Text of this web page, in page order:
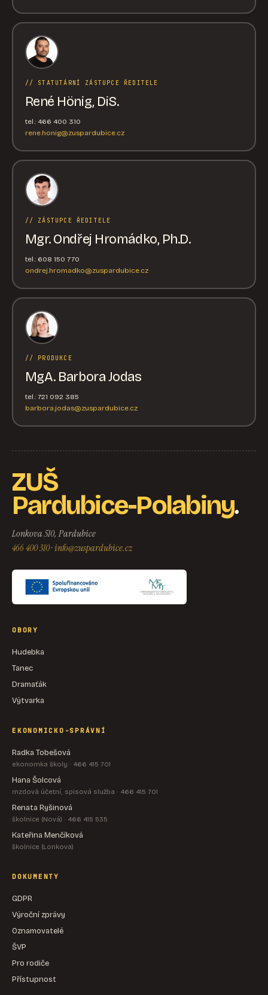
// STATUTÁRNÍ ZÁSTUPCE ŘEDITELE
René Hönig, DiS.
tel.: 466 400 310
rene.honig@zuspardubice.cz
// ZÁSTUPCE ŘEDITELE
Mgr. Ondřej Hromádko, Ph.D.
tel.: 608 150 770
ondrej.hromadko@zuspardubice.cz
// PRODUKCE
MgA. Barbora Jodas
tel.: 721 092 385
barbora.jodas@zuspardubice.cz
ZUŠ
Pardubice-Polabiny.
Lonkova 510, Pardubice
466 400 310·info@zuspardubice.cz
OBORY
Hudebka
Tanec
Dramaťák
Výtvarka
EKONOMICKO-SPRÁVNÍ
Radka Tobešová
ekonomka školy · 466 415 701
Hana Šolcová
mzdová účetní, spisová služba · 466 415 701
Renata Ryšinová
školnice (Nová) · 466 415 535
Kateřina Menčíková
školnice (Lonkova)
DOKUMENTY
GDPR
Výroční zprávy
Oznamovatelé
ŠVP
Pro rodiče
Přístupnost